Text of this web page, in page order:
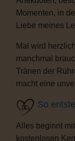
Momenten, in
Liebe meines
Mal wird
manchmal
Tränen der
macht eine
So
Alles beginnt
kostenlosen